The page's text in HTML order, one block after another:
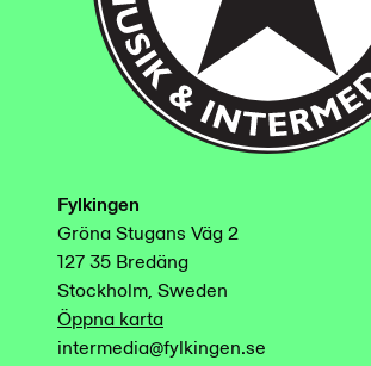
Fylkingen
Gröna Stugans Väg 2
127 35 Bredäng
Stockholm, Sweden
Öppna karta
intermedia@fylkingen.se